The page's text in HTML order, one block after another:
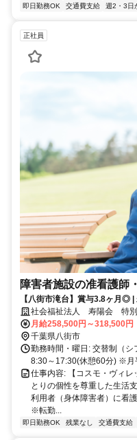
即日勤務OK 交通費支給 週2・3日
正社員
障害者施設の准看護師
【八街市滝台】賞与3.8ヶ月◎
社会福祉法人 寿陽会 特別
月給258,500円～318,500円
千葉県八街市
勤務時間・曜日: 交替制（シ
8:30～17:30(休憩60分) ※月
仕事内容: 【コスモ・ヴィ
とりの個性を尊重した生活
利用者（身体障害者）に看
※転勤...
即日勤務OK 残業なし 交通費支給